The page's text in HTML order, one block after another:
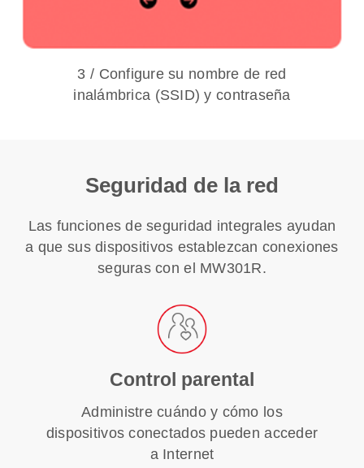
3 / Configure su nombre de red
inalámbrica (SSID) y contraseña
Seguridad de la red
Las funciones de seguridad integrales ayudan
a que sus dispositivos establezcan conexiones
seguras con el MW301R.
Control parental
Administre cuándo y cómo los
dispositivos conectados pueden acceder
a Internet